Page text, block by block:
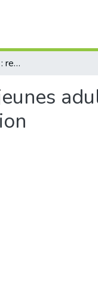
Le décrochage scolaire : représentations de jeunes adultes face aux facteurs de risque et aux facteurs de protection